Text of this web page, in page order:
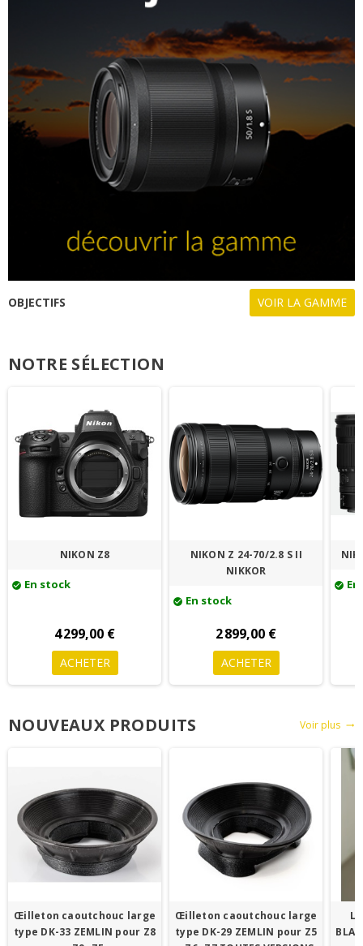
OBJECTIFS VOIR LA GAMME
NOTRE SÉLECTION
NIKON Z8
check_circle En stock
4 299,00 €
ACHETER
NIKON Z 24-70/2.8 S II
NIKKOR
check_circle En stock
2 899,00 €
ACHETER
check_circle
NOUVEAUX PRODUITS Voir plus trending_flat
Œilleton caoutchouc large
type DK-33 ZEMLIN pour Z8
Œilleton caoutchouc large
type DK-29 ZEMLIN pour Z5